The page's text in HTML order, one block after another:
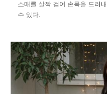
소매를 살짝 걷어 손목을 드러
수 있다.